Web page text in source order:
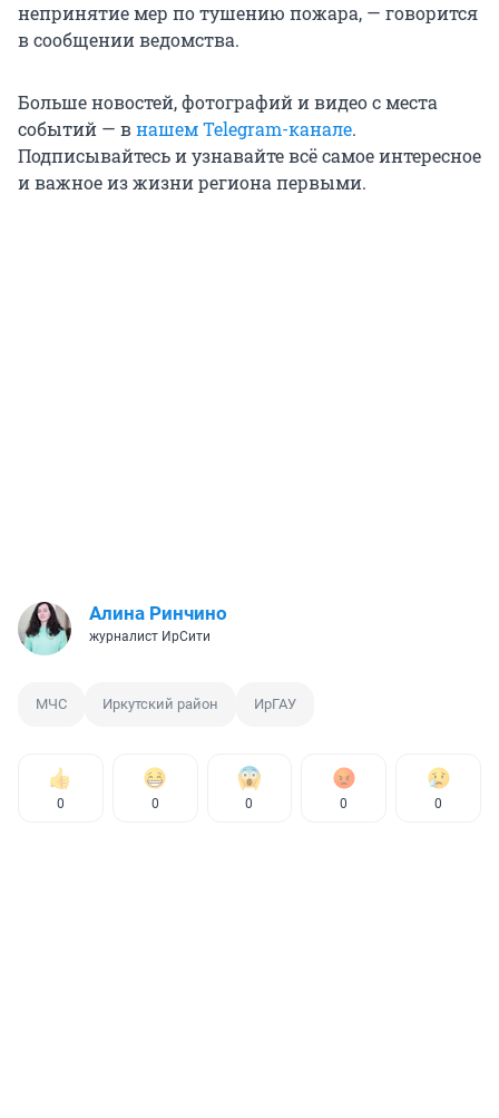
непринятие мер по тушению пожара, — говорится
в сообщении ведомства.
Больше новостей, фотографий и видео с места
событий — внашем Telegram-канале.
Подписывайтесь и узнавайте всё самое интересное
и важное из жизни региона первыми.
Алина Ринчино
журналист ИрСити
МЧС Иркутский район ИрГАУ
0 0 0 0 0